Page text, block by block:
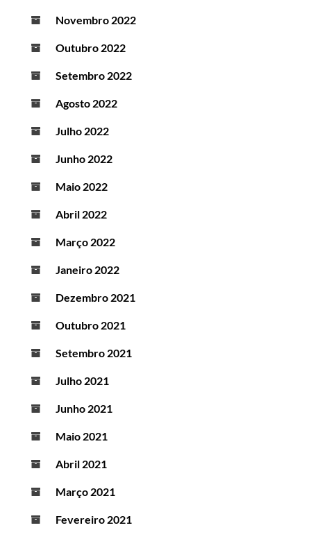
Novembro 2022
Outubro 2022
Setembro 2022
Agosto 2022
Julho 2022
Junho 2022
Maio 2022
Abril 2022
Março 2022
Janeiro 2022
Dezembro 2021
Outubro 2021
Setembro 2021
Julho 2021
Junho 2021
Maio 2021
Abril 2021
Março 2021
Fevereiro 2021